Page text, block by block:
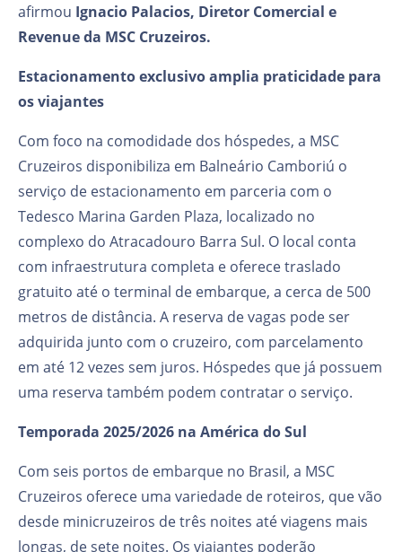
afirmou Ignacio Palacios, Diretor Comercial e
Revenue da MSC Cruzeiros.
Estacionamento exclusivo amplia praticidade para
os viajantes
Com foco na comodidade dos hóspedes, a MSC
Cruzeiros disponibiliza em Balneário Camboriú o
serviço de estacionamento em parceria com o
Tedesco Marina Garden Plaza, localizado no
complexo do Atracadouro Barra Sul. O local conta
com infraestrutura completa e oferece traslado
gratuito até o terminal de embarque, a cerca de 500
metros de distância. A reserva de vagas pode ser
adquirida junto com o cruzeiro, com parcelamento
em até 12 vezes sem juros. Hóspedes que já possuem
uma reserva também podem contratar o serviço.
Temporada 2025/2026 na América do Sul
Com seis portos de embarque no Brasil, a MSC
Cruzeiros oferece uma variedade de roteiros, que vão
desde minicruzeiros de três noites até viagens mais
longas, de sete noites. Os viajantes poderão